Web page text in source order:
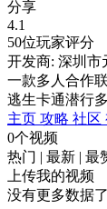
分享
4.1
50位玩家评分
开发商: 深圳市
一款多人合作
逃生卡通潜行
主页 攻略 社区
0个视频
热门 | 最新 | 最
上传我的视频
没有更多数据